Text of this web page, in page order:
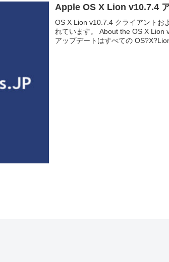
Apple OS X Lion v10.7.4
OS X Lion v10.7.4 クライアントお
れています。 About the OS X Lion
アップデートはすべての